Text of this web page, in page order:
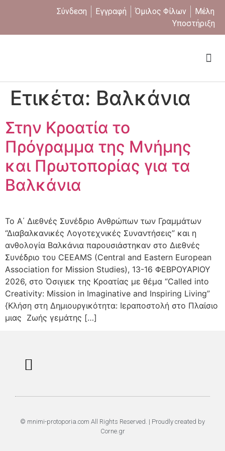
Σύνδεση Εγγραφή Όμιλος Φίλων
Μέλη
Υποστήριξη
Ετικέτα: Βαλκάνια
Στην Κροατία το
Πρόγραμμα της Μνήμης
και Πρωτοπορίας για τα
Βαλκάνια
Το Α΄ Διεθνές Συνέδριο Ανθρώπων των Γραμμάτων
“Διαβαλκανικές Λογοτεχνικές Συναντήσεις” και η
ανθολογία Βαλκάνια παρουσιάστηκαν στο Διεθνές
Συνέδριο του CEEAMS (Central and Eastern European
Association for Mission Studies), 13-16 ΦΕΒΡΟΥΑΡΙΟΥ
2026, στο Όσιγιεκ της Κροατίας με θέμα “Called into
Creativity: Mission in Imaginative and Inspiring Living”
{Κλήση στη Δημιουργικότητα: Ιεραποστολή στο Πλαίσιο
μιας Ζωής γεμάτης […]
© mnimi-protoporia.com All Rights Reserved. | Proudly created by
Corne.gr